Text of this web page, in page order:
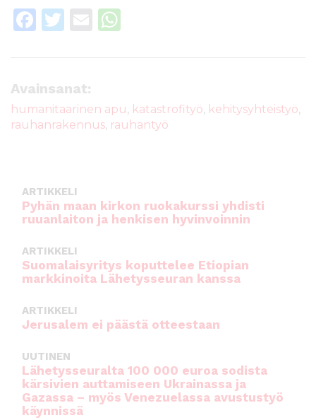
F
e
b
o
T
te
r
E
A
p
Avainsanat:
humanitaarinen apu, katastrofityö, kehitysyhteistyö,
rauhanrakennus, rauhantyö
ARTIKKELI
Pyhän maan kirkon ruokakurssi yhdisti
ruuanlaiton ja henkisen hyvinvoinnin
ARTIKKELI
Suomalaisyritys koputtelee Etiopian
markkinoita Lähetysseuran kanssa
ARTIKKELI
Jerusalem ei päästä otteestaan
UUTINEN
Lähetysseuralta 100 000 euroa sodista
kärsivien auttamiseen Ukrainassa ja
Gazassa – myös Venezuelassa avustustyö
käynnissä